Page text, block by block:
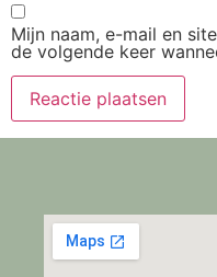
Mijn naam, e-mail en
de volgende keer